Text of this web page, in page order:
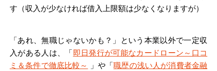
す（収入が少なければ借入上限額は少なくなりますが）
「あれ、無職じゃないかも？」という本業以外で一定収
入がある人は、「 即日発行が可能なカードローン～口コ
ミ＆条件で徹底比較～
」や「職歴の浅い人が消費者金融